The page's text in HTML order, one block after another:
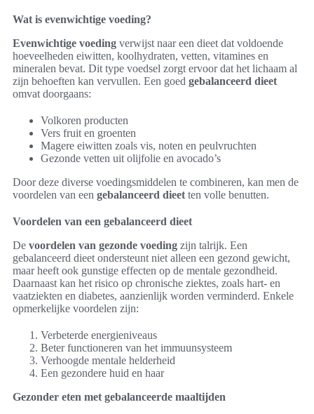
Wat is evenwichtige voeding?
Evenwichtige voeding verwijst naar een dieet dat voldoende
hoeveelheden eiwitten, koolhydraten, vetten, vitamines en
mineralen bevat. Dit type voedsel zorgt ervoor dat het lichaam al
zijn behoeften kan vervullen. Een goed gebalanceerd dieet
omvat doorgaans:
Volkoren producten
Vers fruit en groenten
Magere eiwitten zoals vis, noten en peulvruchten
Gezonde vetten uit olijfolie en avocado’s
Door deze diverse voedingsmiddelen te combineren, kan men de
voordelen van een gebalanceerd dieet ten volle benutten.
Voordelen van een gebalanceerd dieet
De voordelen van gezonde voeding zijn talrijk. Een
gebalanceerd dieet ondersteunt niet alleen een gezond gewicht,
maar heeft ook gunstige effecten op de mentale gezondheid.
Daarnaast kan het risico op chronische ziektes, zoals hart- en
vaatziekten en diabetes, aanzienlijk worden verminderd. Enkele
opmerkelijke voordelen zijn:
Verbeterde energieniveaus
Beter functioneren van het immuunsysteem
Verhoogde mentale helderheid
Een gezondere huid en haar
Gezonder eten met gebalanceerde maaltijden